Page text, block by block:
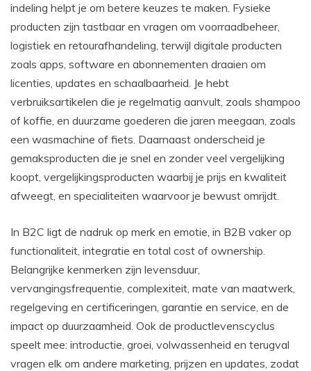
indeling helpt je om betere keuzes te maken. Fysieke
producten zijn tastbaar en vragen om voorraadbeheer,
logistiek en retourafhandeling, terwijl digitale producten
zoals apps, software en abonnementen draaien om
licenties, updates en schaalbaarheid. Je hebt
verbruiksartikelen die je regelmatig aanvult, zoals shampoo
of koffie, en duurzame goederen die jaren meegaan, zoals
een wasmachine of fiets. Daarnaast onderscheid je
gemaksproducten die je snel en zonder veel vergelijking
koopt, vergelijkingsproducten waarbij je prijs en kwaliteit
afweegt, en specialiteiten waarvoor je bewust omrijdt.
In B2C ligt de nadruk op merk en emotie, in B2B vaker op
functionaliteit, integratie en total cost of ownership.
Belangrijke kenmerken zijn levensduur,
vervangingsfrequentie, complexiteit, mate van maatwerk,
regelgeving en certificeringen, garantie en service, en de
impact op duurzaamheid. Ook de productlevenscyclus
speelt mee: introductie, groei, volwassenheid en terugval
vragen elk om andere marketing, prijzen en updates, zodat